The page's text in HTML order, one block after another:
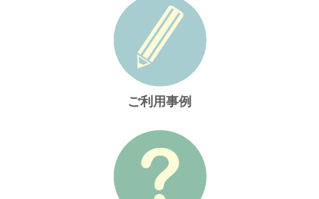
ご利用事例